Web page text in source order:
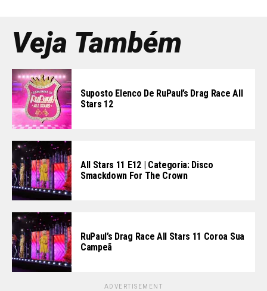
Veja Também
Suposto Elenco De RuPaul’s Drag Race All
Stars 12
All Stars 11 E12 | Categoria: Disco
Smackdown For The Crown
RuPaul’s Drag Race All Stars 11 Coroa Sua
Campeã
ADVERTISEMENT